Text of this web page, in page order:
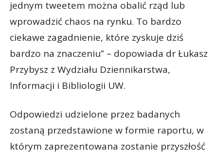
jednym tweetem można obalić rząd lub
wprowadzić chaos na rynku. To bardzo
ciekawe zagadnienie, które zyskuje dziś
bardzo na znaczeniu” – dopowiada dr Łukasz
Przybysz z Wydziału Dziennikarstwa,
Informacji i Bibliologii UW.
Odpowiedzi udzielone przez badanych
zostaną przedstawione w formie raportu, w
którym zaprezentowana zostanie przyszłość